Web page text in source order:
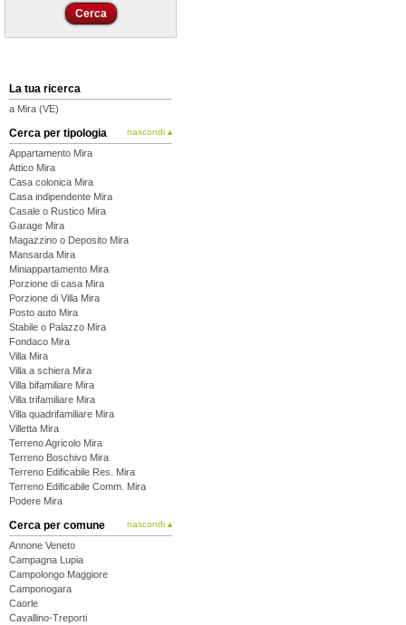
La tua ricerca
a Mira (VE)
Cerca per tipologia nascondi ▴
Appartamento Mira
Attico Mira
Casa colonica Mira
Casa indipendente Mira
Casale o Rustico Mira
Garage Mira
Magazzino o Deposito Mira
Mansarda Mira
Miniappartamento Mira
Porzione di casa Mira
Porzione di Villa Mira
Posto auto Mira
Stabile o Palazzo Mira
Fondaco Mira
Villa Mira
Villa a schiera Mira
Villa bifamiliare Mira
Villa trifamiliare Mira
Villa quadrifamiliare Mira
Villetta Mira
Terreno Agricolo Mira
Terreno Boschivo Mira
Terreno Edificabile Res. Mira
Terreno Edificabile Comm. Mira
Podere Mira
Cerca per comune nascondi ▴
Annone Veneto
Campagna Lupia
Campolongo Maggiore
Camponogara
Caorle
Cavallino-Treporti